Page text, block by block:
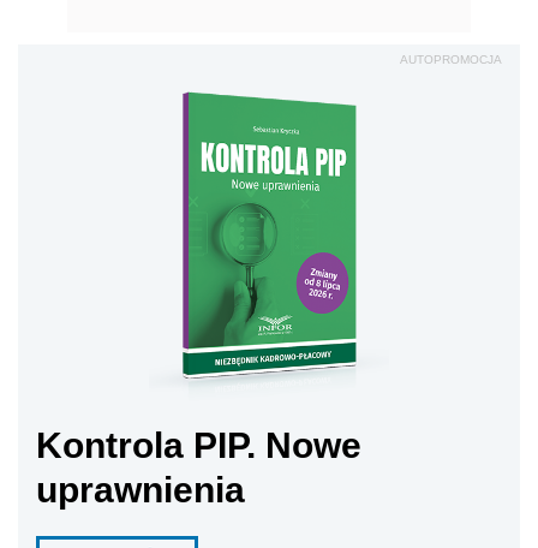
AUTOPROMOCJA
Kontrola PIP. Nowe
uprawnienia